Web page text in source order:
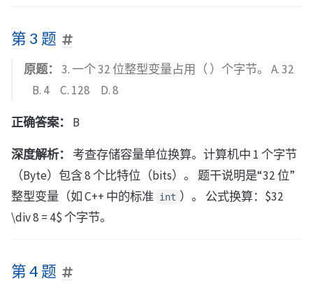
第 3 题
原题： 3. 一个 32 位整型变量占用（ ）个字节。 A. 32
B. 4 C. 128 D. 8
正确答案： B
深度解析：
考查存储容量单位换算。计算机中 1 个字节
（Byte）包含 8 个比特位（bits）。 题干说明是“32 位”
整型变量（如 C++ 中的标准 int ）。 公式换算：$32
\div 8 = 4$ 个字节。
第 4 题